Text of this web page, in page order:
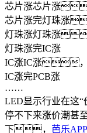
芯片涨芯片涨
芯片涨完灯珠涨
灯珠涨灯珠涨
灯珠涨完IC涨
IC涨IC涨，
IC涨完PCB涨
……
LED显示行业在这
停不下来涨价潮甚
下， 芭乐